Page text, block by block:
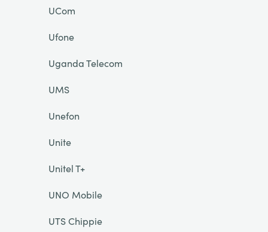
UCom
Ufone
Uganda Telecom
UMS
Unefon
Unite
Unitel T+
UNO Mobile
UTS Chippie